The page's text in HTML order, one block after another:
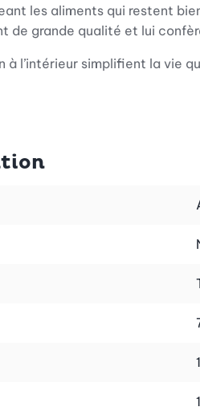
les aliments qui restent
de grande qualité et lui
l’intérieur simplifient la vie